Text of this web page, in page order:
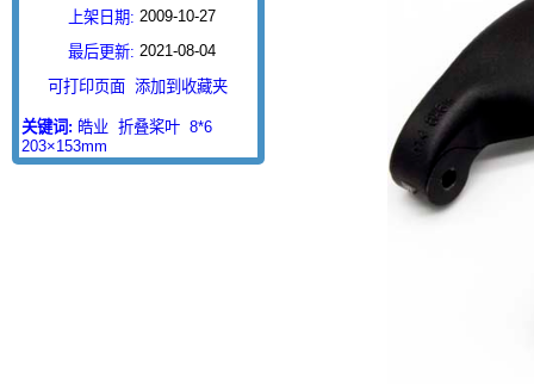
上架日期: 2009-10-27
最后更新: 2021-08-04
可打印页面
添加到收藏夹
关键词: 皓业 折叠桨叶 8*6
203×153mm